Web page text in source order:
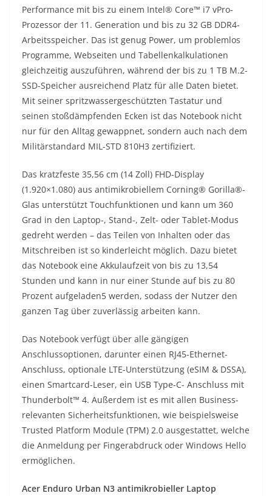
Performance mit bis zu einem Intel® Core™ i7 vPro-
Prozessor der 11. Generation und bis zu 32 GB DDR4-
Arbeitsspeicher. Das ist genug Power, um problemlos
Programme, Webseiten und Tabellenkalkulationen
gleichzeitig auszuführen, während der bis zu 1 TB M.2-
SSD-Speicher ausreichend Platz für alle Daten bietet.
Mit seiner spritzwassergeschützten Tastatur und
seinen stoßdämpfenden Ecken ist das Notebook nicht
nur für den Alltag gewappnet, sondern auch nach dem
Militärstandard MIL-STD 810H3 zertifiziert.
Das kratzfeste 35,56 cm (14 Zoll) FHD-Display
(1.920×1.080) aus antimikrobiellem Corning® Gorilla®-
Glas unterstützt Touchfunktionen und kann um 360
Grad in den Laptop-, Stand-, Zelt- oder Tablet-Modus
gedreht werden – das Teilen von Inhalten oder das
Mitschreiben ist so kinderleicht möglich. Dazu bietet
das Notebook eine Akkulaufzeit von bis zu 13,54
Stunden und kann in nur einer Stunde auf bis zu 80
Prozent aufgeladen5 werden, sodass der Nutzer den
ganzen Tag über zuverlässig arbeiten kann.
Das Notebook verfügt über alle gängigen
Anschlussoptionen, darunter einen RJ45-Ethernet-
Anschluss, optionale LTE-Unterstützung (eSIM & DSSA),
einen Smartcard-Leser, ein USB Type-C- Anschluss mit
Thunderbolt™ 4. Außerdem ist es mit allen Business-
relevanten Sicherheitsfunktionen, wie beispielsweise
Trusted Platform Module (TPM) 2.0 ausgestattet, welche
die Anmeldung per Fingerabdruck oder Windows Hello
ermöglichen.
Acer Enduro Urban N3 antimikrobieller Laptop